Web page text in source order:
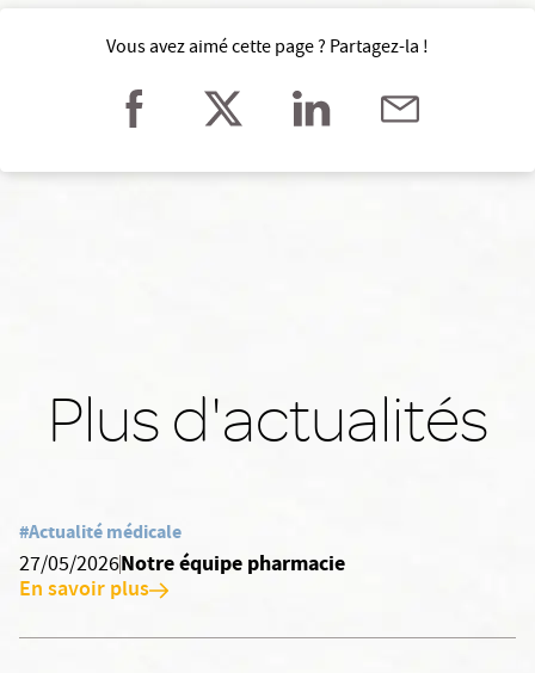
Vous avez aimé cette page ? Partagez-la !
Plus d'actualités
#Actualité médicale
27/05/2026Notre équipe pharmacie
En savoir plus